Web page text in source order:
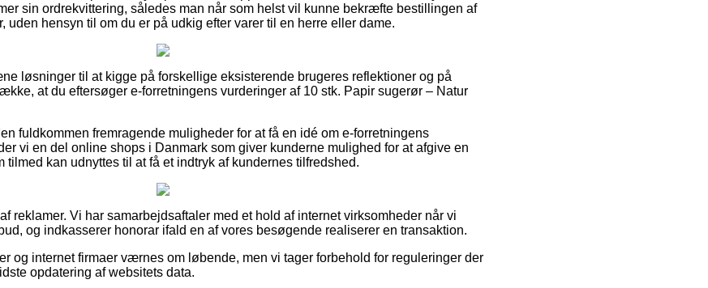
sin ordrekvittering, således man når som helst vil kunne bekræfte bestillingen af
uden hensyn til om du er på udkig efter varer til en herre eller dame.
løsninger til at kigge på forskellige eksisterende brugeres reflektioner og på
at du eftersøger e-forretningens vurderinger af 10 stk. Papir sugerør – Natur
fuldkommen fremragende muligheder for at få en idé om e-forretningens
vi en del online shops i Danmark som giver kunderne mulighed for at afgive en
tilmed kan udnyttes til at få et indtryk af kundernes tilfredshed.
reklamer. Vi har samarbejdsaftaler med et hold af internet virksomheder når vi
og indkasserer honorar ifald en af vores besøgende realiserer en transaktion.
og internet firmaer værnes om løbende, men vi tager forbehold for reguleringer der
opdatering af websitets data.